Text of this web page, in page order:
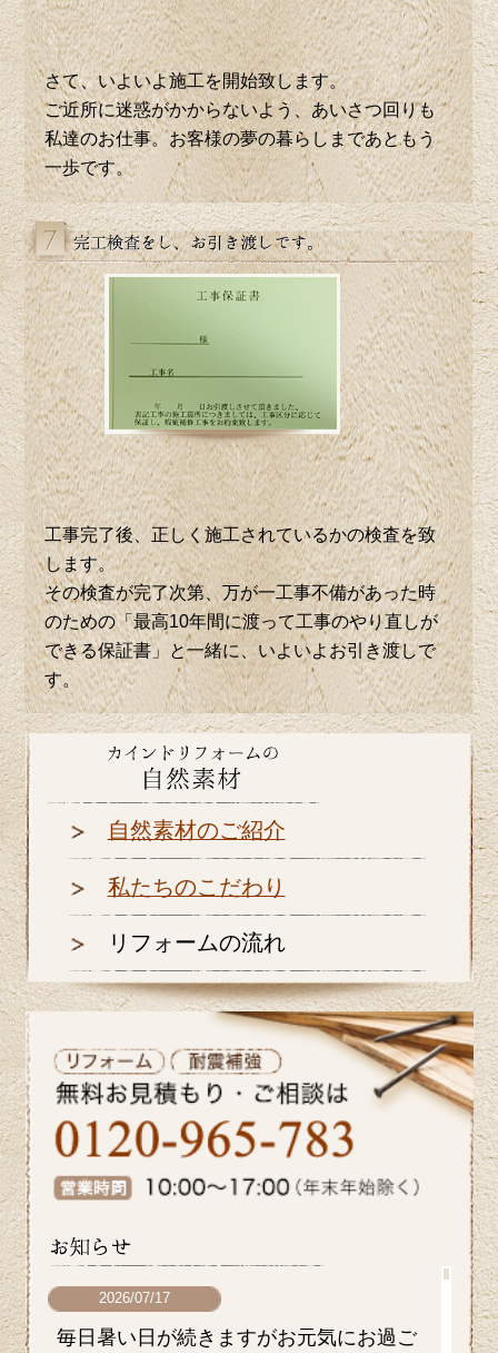
さて、いよいよ施工を開始致します。
ご近所に迷惑がかからないよう、あいさつ回りも
私達のお仕事。お客様の夢の暮らしまであともう
一歩です。
工事完了後、正しく施工されているかの検査を致
します。
その検査が完了次第、万が一工事不備があった時
のための「最高10年間に渡って工事のやり直しが
できる保証書」と一緒に、いよいよお引き渡しで
す。
自然素材のご紹介
私たちのこだわり
リフォームの流れ
2026/07/17
毎日暑い日が続きますがお元気にお過ご